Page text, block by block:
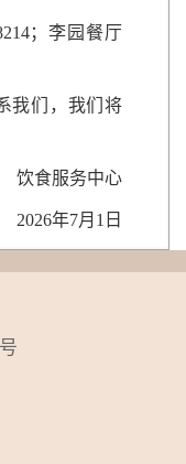
；李园餐厅
我们，我们将
饮食服务中心
2026年7月1日